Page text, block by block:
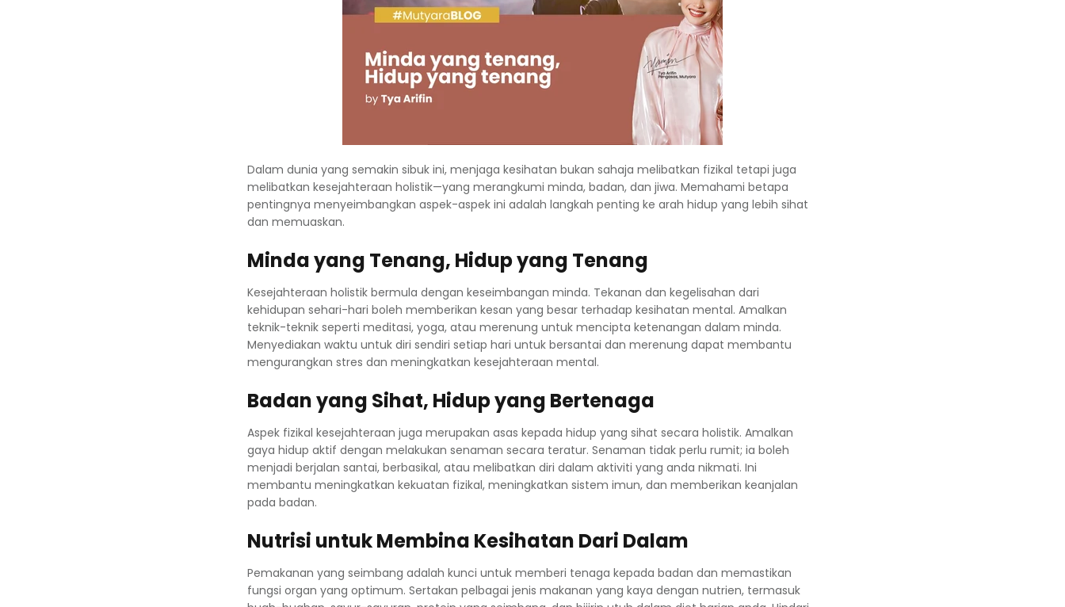
Dalam dunia yang semakin sibuk ini, menjaga kesihatan bukan sahaja melibatkan fizikal tetapi juga
melibatkan kesejahteraan holistik—yang merangkumi minda, badan, dan jiwa. Memahami betapa
pentingnya menyeimbangkan aspek-aspek ini adalah langkah penting ke arah hidup yang lebih sihat
dan memuaskan.
Minda yang Tenang, Hidup yang Tenang
Kesejahteraan holistik bermula dengan keseimbangan minda. Tekanan dan kegelisahan dari
kehidupan sehari-hari boleh memberikan kesan yang besar terhadap kesihatan mental. Amalkan
teknik-teknik seperti meditasi, yoga, atau merenung untuk mencipta ketenangan dalam minda.
Menyediakan waktu untuk diri sendiri setiap hari untuk bersantai dan merenung dapat membantu
mengurangkan stres dan meningkatkan kesejahteraan mental.
Badan yang Sihat, Hidup yang Bertenaga
Aspek fizikal kesejahteraan juga merupakan asas kepada hidup yang sihat secara holistik. Amalkan
gaya hidup aktif dengan melakukan senaman secara teratur. Senaman tidak perlu rumit; ia boleh
menjadi berjalan santai, berbasikal, atau melibatkan diri dalam aktiviti yang anda nikmati. Ini
membantu meningkatkan kekuatan fizikal, meningkatkan sistem imun, dan memberikan keanjalan
pada badan.
Nutrisi untuk Membina Kesihatan Dari Dalam
Pemakanan yang seimbang adalah kunci untuk memberi tenaga kepada badan dan memastikan
fungsi organ yang optimum. Sertakan pelbagai jenis makanan yang kaya dengan nutrien, termasuk